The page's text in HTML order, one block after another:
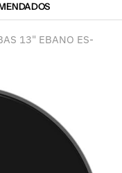
13" EBANO ES-